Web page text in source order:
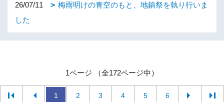
26/07/11
梅雨明けの青空のもと、地鎮祭を執り行いま
した
1ページ （全172ページ中）
1 2 3 4 5 6